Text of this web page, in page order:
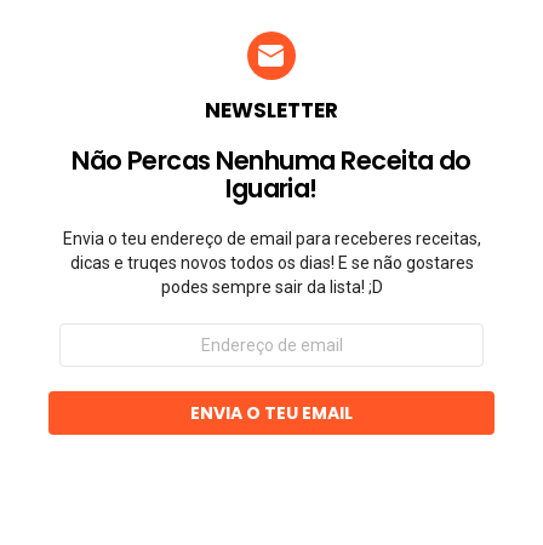
NEWSLETTER
Não Percas Nenhuma Receita do
Iguaria!
Envia o teu endereço de email para receberes receitas,
dicas e truqes novos todos os dias! E se não gostares
podes sempre sair da lista! ;D
Endereço
email
ENVIA O TEU EMAIL